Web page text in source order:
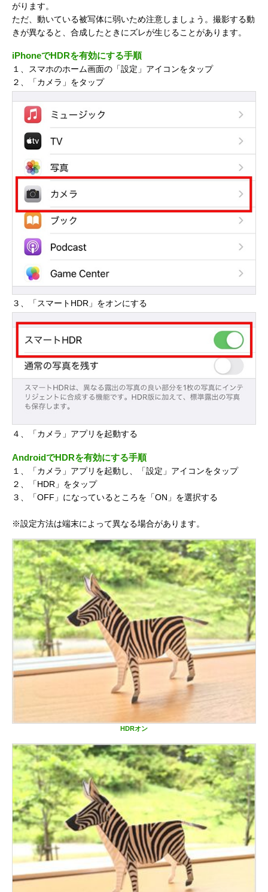
がります。
ただ、動いている被写体に弱いため注意しましょう。撮影する動
きが異なると、合成したときにズレが生じることがあります。
iPhoneでHDRを有効にする手順
１、スマホのホーム画面の「設定」アイコンをタップ
２、「カメラ」をタップ
３、「スマートHDR」をオンにする
４、「カメラ」アプリを起動する
AndroidでHDRを有効にする手順
１、「カメラ」アプリを起動し、「設定」アイコンをタップ
２、「HDR」をタップ
３、「OFF」になっているところを「ON」を選択する
※設定方法は端末によって異なる場合があります。
HDRオン